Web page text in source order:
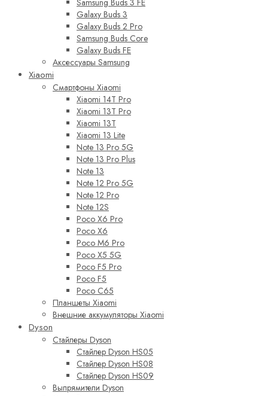
Samsung Buds 3 FE
Galaxy Buds 3
Galaxy Buds 2 Pro
Samsung Buds Core
Galaxy Buds FE
Аксессуары Samsung
Xiaomi
Смартфоны Xiaomi
Xiaomi 14T Pro
Xiaomi 13T Pro
Xiaomi 13T
Xiaomi 13 Lite
Note 13 Pro 5G
Note 13 Pro Plus
Note 13
Note 12 Pro 5G
Note 12 Pro
Note 12S
Poco X6 Pro
Poco X6
Poco M6 Pro
Poco X5 5G
Poco F5 Pro
Poco F5
Poco C65
Планшеты Xiaomi
Внешние аккумуляторы Xiaomi
Dyson
Стайлеры Dyson
Стайлер Dyson HS05
Стайлер Dyson HS08
Стайлер Dyson HS09
Выпрямители Dyson